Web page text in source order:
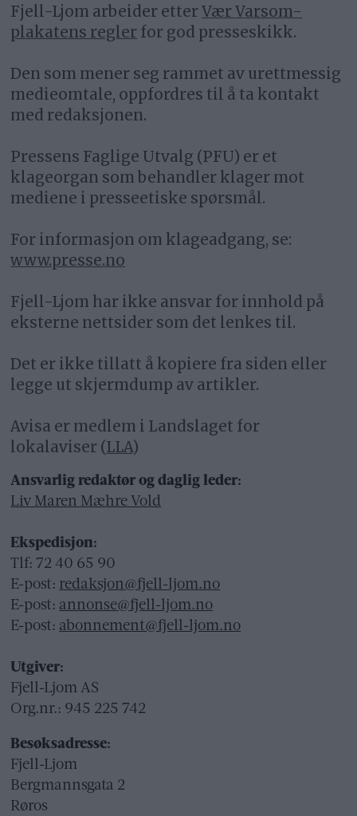
Fjell-Ljom arbeider etterVær Varsom-
plakatens regler for god presseskikk.
Den som mener seg rammet av urettmessig
medieomtale, oppfordres til å ta kontakt
med redaksjonen.
Pressens Faglige Utvalg (PFU) er et
klageorgan som behandler klager mot
mediene i presseetiske spørsmål.
For informasjon om klageadgang, se:
www.presse.no
Fjell-Ljom har ikke ansvar for innhold på
eksterne nettsider som det lenkes til.
Det er ikke tillatt å kopiere fra siden eller
legge ut skjermdump av artikler.
Avisa er medlem i Landslaget for
lokalaviser (LLA)
Ansvarlig redaktør og daglig leder:
Liv Maren Mæhre Vold
Ekspedisjon:
Tlf: 72 40 65 90
E-post: redaksjon@fjell-ljom.no
E-post: annonse@fjell-ljom.no
E-post: abonnement@fjell-ljom.no
Utgiver:
Fjell-Ljom AS
Org.nr.: 945 225 742
Besøksadresse:
Fjell-Ljom
Bergmannsgata 2
Røros